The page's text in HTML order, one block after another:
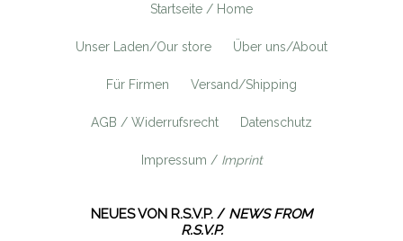
Startseite / Home
Unser Laden/Our store Über uns/About
Für Firmen Versand/Shipping
AGB / Widerrufsrecht Datenschutz
Impressum / Imprint
NEUES VON R.S.V.P. / NEWS FROM
R.S.V.P.